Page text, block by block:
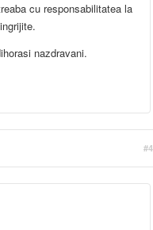
cu responsabilitatea la
nazdravani.